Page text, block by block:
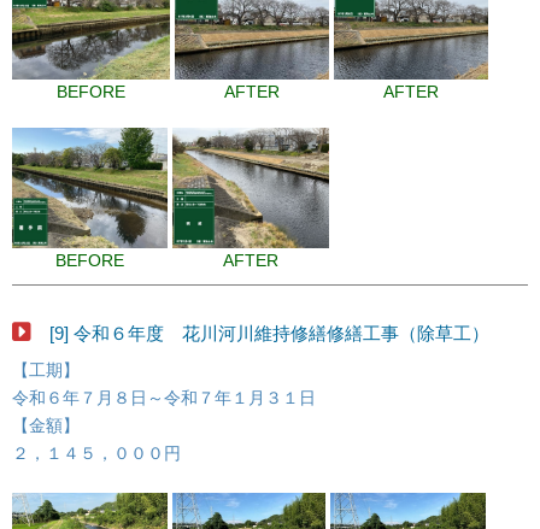
BEFORE AFTER AFTER
BEFORE AFTER
[9] 令和６年度 花川河川維持修繕修繕工事（除草工）
【工期】
令和６年７月８日～令和７年１月３１日
【金額】
２，１４５，０００円